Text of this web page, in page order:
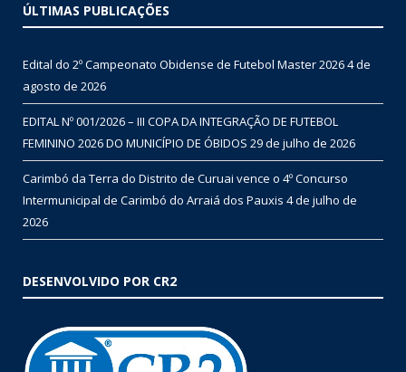
ÚLTIMAS PUBLICAÇÕES
Edital do 2º Campeonato Obidense de Futebol Master 20264 de
agosto de 2026
EDITAL Nº 001/2026 – III COPA DA INTEGRAÇÃO DE FUTEBOL
FEMININO 2026 DO MUNICÍPIO DE ÓBIDOS 29 de julho de 2026
Carimbó da Terra do Distrito de Curuai vence o 4º Concurso
Intermunicipal de Carimbó do Arraiá dos Pauxis 4 de julho de
2026
DESENVOLVIDO POR CR2